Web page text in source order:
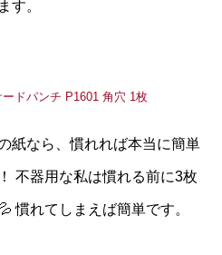
す。
紙なら、慣れれば本当に簡単
不器用な私は慣れる前に3枚
慣れてしまえば簡単です。